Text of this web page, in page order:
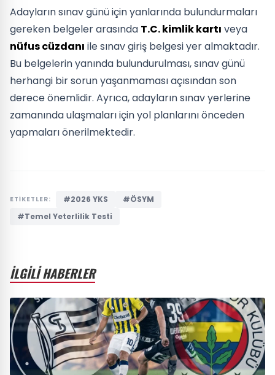
Adayların sınav günü için yanlarında bulundurmaları
gereken belgeler arasında T.C. kimlik kartı veya
nüfus cüzdanı ile sınav giriş belgesi yer almaktadır.
Bu belgelerin yanında bulundurulması, sınav günü
herhangi bir sorun yaşanmaması açısından son
derece önemlidir. Ayrıca, adayların sınav yerlerine
zamanında ulaşmaları için yol planlarını önceden
yapmaları önerilmektedir.
ETİKETLER: #2026 YKS
#ÖSYM
#Temel Yeterlilik Testi
İLGİLİ HABERLER